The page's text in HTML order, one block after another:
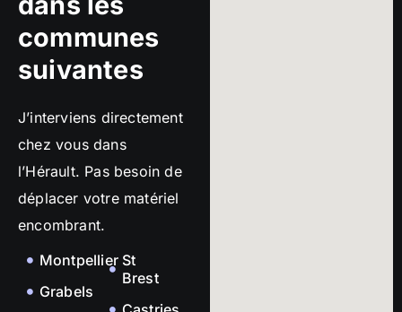
communes
suivantes
J’interviens directement
chez vous dans
l’Hérault. Pas besoin de
déplacer votre matériel
encombrant.
Montpellier
Grabels
St
Brest